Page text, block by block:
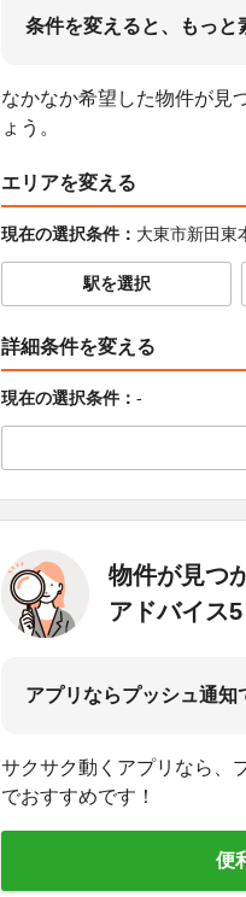
条件を変えると、もっと
なかなか希望した物件が見
ょう。
エリアを変える
現在の選択条件： 大東市新田東
駅を選択
詳細条件を変える
現在の選択条件： -
物件が見つ
アドバイス5
アプリならプッシュ通知
サクサク動くアプリなら、
でおすすめです！
便